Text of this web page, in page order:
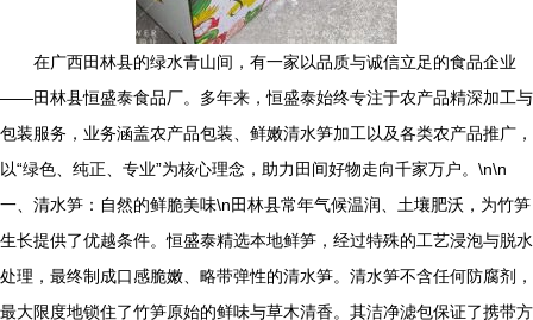
在广西田林县的绿水青山间，有一家以品质与诚信立足的食品企业
——田林县恒盛泰食品厂。多年来，恒盛泰始终专注于农产品精深加工与
包装服务，业务涵盖农产品包装、鲜嫩清水笋加工以及各类农产品推广，
以“绿色、纯正、专业”为核心理念，助力田间好物走向千家万户。\n\n
一、清水笋：自然的鲜脆美味\n田林县常年气候温润、土壤肥沃，为竹笋
生长提供了优越条件。恒盛泰精选本地鲜笋，经过特殊的工艺浸泡与脱水
处理，最终制成口感脆嫩、略带弹性的清水笋。清水笋不含任何防腐剂，
最大限度地锁住了竹笋原始的鲜味与草木清香。其洁净滤包保证了携带方